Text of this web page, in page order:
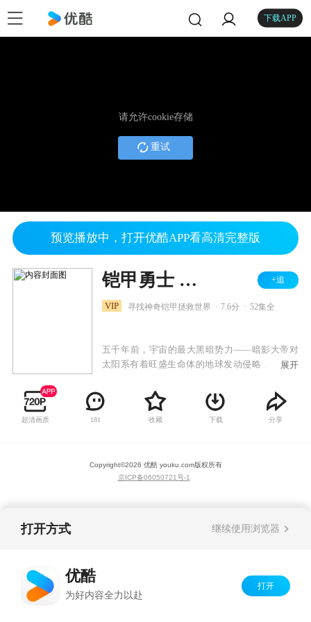
下载APP
请允许cookie存储
重试
预览播放中，打开优酷APP看高清完整版
铠甲勇士 第一部 +追
VIP 寻找神奇铠甲拯救世界 7.6分 52集全
五千年前，宇宙的最大黑暗势力——暗影大帝对
太阳系有着旺盛生命体的地球发动侵略，并派出
球上的生命结合为暗影异能兽）来到了地球。暗
影五行魔当时选中了有着高度文明的古中国作为
首要毁灭的对象，太阳系的守护者太阳星，为了
地球万物的五行元素结合，形成五套能在光和影
中穿梭战斗的铠甲——光影铠甲，而能召唤这些
些村人遗传的血液仍在。他们就能透过光影石的
展开
超清画质 181 收藏 下载 分享
Copyright©2026 优酷 youku.com版权所有
京ICP备06050721号-1
打开方式 继续使用浏览器
优酷
为好内容全力以赴
打开